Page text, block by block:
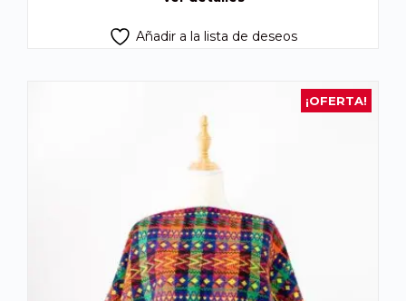
Añadir a la lista de deseos
¡OFERTA!